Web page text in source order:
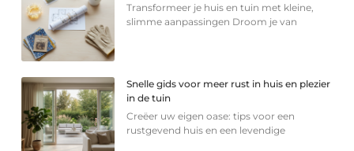
Transformeer je huis en tuin met kleine,
slimme aanpassingen Droom je van
Snelle gids voor meer rust in huis en plezier
in de tuin
Creëer uw eigen oase: tips voor een
rustgevend huis en een levendige